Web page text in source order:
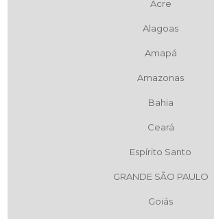
Acre
Alagoas
Amapá
Amazonas
Bahia
Ceará
Espírito Santo
GRANDE SÃO PAULO
Goiás